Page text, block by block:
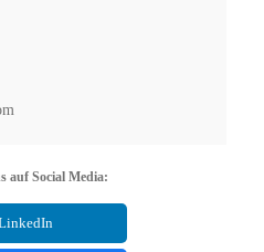
auf Social Media: